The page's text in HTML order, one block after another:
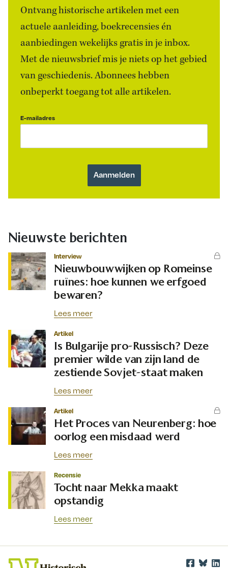
Ontvang historische artikelen met een
actuele aanleiding, boekrecensies én
aanbiedingen wekelijks gratis in je inbox.
Met de nieuwsbrief mis je niets op het gebied
van geschiedenis. Abonnees hebben
onbeperkt toegang tot alle artikelen.
E-mailadres
Nieuwste berichten
Interview
Nieuwbouwwijken op Romeinse
ruïnes: hoe kunnen we erfgoed
bewaren?
Lees meer
Artikel
Is Bulgarije pro-Russisch? Deze
premier wilde van zijn land de
zestiende Sovjet-staat maken
Lees meer
Artikel
Het Proces van Neurenberg: hoe
oorlog een misdaad werd
Lees meer
Recensie
Tocht naar Mekka maakt
opstandig
Lees meer